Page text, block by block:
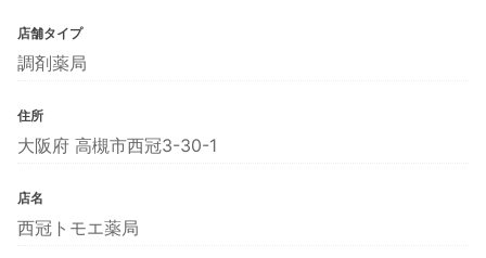
店舗タイプ
調剤薬局
住所
大阪府 高槻市西冠3-30-1
店名
西冠トモエ薬局